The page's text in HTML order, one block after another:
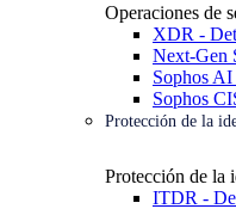
Operaciones de
XDR -
Next-Gen
Sophos
Sophos
Protección de la
Protección de la
ITDR -